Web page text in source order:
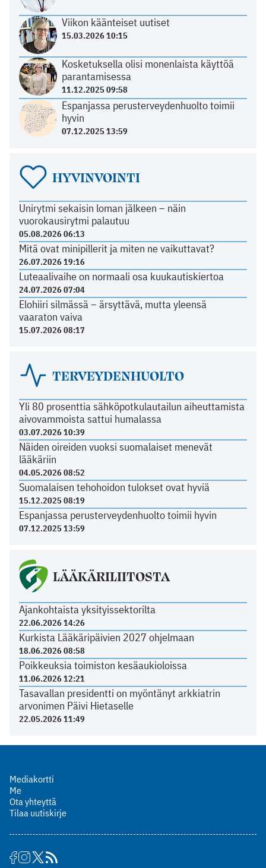
Viikon käänteiset uutiset
15.03.2026 10:15
Kosketuksella olisi monenlaista käyttöä
parantamisessa
11.12.2025 09:58
Espanjassa perusterveydenhuolto toimii
hyvin
07.12.2025 13:59
HYVINVOINTI
Unirytmi sekaisin loman jälkeen – näin
vuorokausirytmi palautuu
05.08.2026 06:13
Mitä ovat minipillerit ja miten ne vaikuttavat?
26.07.2026 19:16
Luteaalivaihe on normaali osa kuukautiskiertoa
24.07.2026 07:04
Elohiiri silmässä – ärsyttävä, mutta yleensä
vaaraton vaiva
15.07.2026 08:17
TERVEYDENHUOLTO
Yli 80 prosenttia sähköpotkulautailun aiheuttamista
aivovammoista sattui humalassa
03.07.2026 10:39
Näiden oireiden vuoksi suomalaiset menevät
lääkäriin
04.05.2026 08:52
Suomalaisen tehohoidon tulokset ovat hyviä
15.12.2025 08:19
Espanjassa perusterveydenhuolto toimii hyvin
07.12.2025 13:59
LÄÄKÄRILIITOSTA
Ajankohtaista yksityissektorilta
22.06.2026 14:26
Kurkista Lääkäripäivien 2027 ohjelmaan
18.06.2026 08:58
Poikkeuksia toimiston kesäaukioloissa
11.06.2026 12:21
Tasavallan presidentti on myöntänyt arkkiatrin
arvonimen Päivi Hietaselle
22.05.2026 11:49
Mediakortti
Me
Ota yhteyttä
Tilaa uutiskirje